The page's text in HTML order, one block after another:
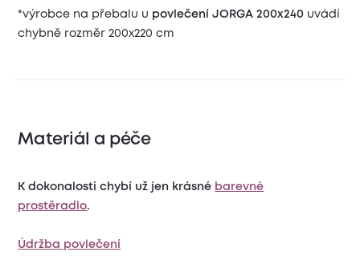
*výrobce na přebalu u povlečení JORGA 200x240 uvádí
chybně rozměr 200x220 cm
Materiál a péče
K dokonalosti chybí už jen krásné barevné
prostěradlo.
Údržba povlečení